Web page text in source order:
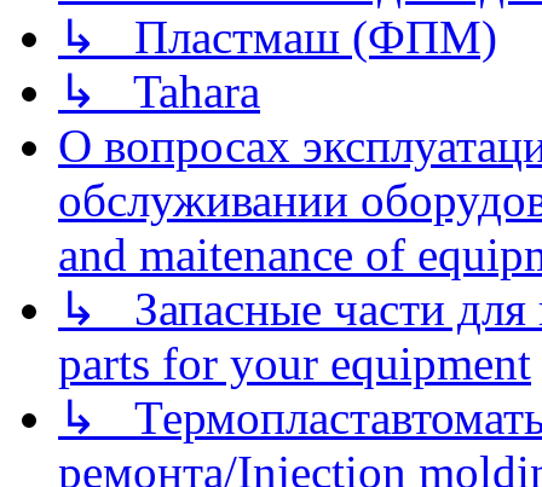
↳ Пластмаш (ФПМ)
↳ Tahara
О вопросах
обслуживании
and maitenance of
↳ Запасные части для
parts for your equipment
↳
ремонта/Injection